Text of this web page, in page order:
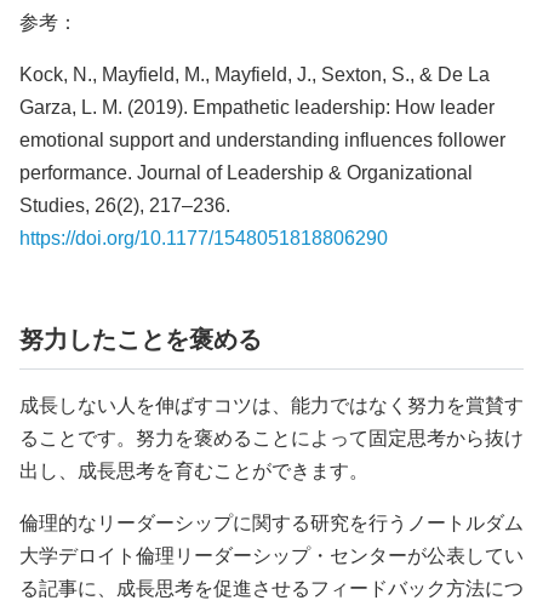
参考：
Kock, N., Mayfield, M., Mayfield, J., Sexton, S., & De La
Garza, L. M. (2019). Empathetic leadership: How leader
emotional support and understanding influences follower
performance. Journal of Leadership & Organizational
Studies, 26(2), 217–236.
https://doi.org/10.1177/1548051818806290
努力したことを褒める
成長しない人を伸ばすコツは、能力ではなく努力を賞賛す
ることです。努力を褒めることによって固定思考から抜け
出し、成長思考を育むことができます。
倫理的なリーダーシップに関する研究を行うノートルダム
大学デロイト倫理リーダーシップ・センターが公表してい
る記事に、成長思考を促進させるフィードバック方法につ